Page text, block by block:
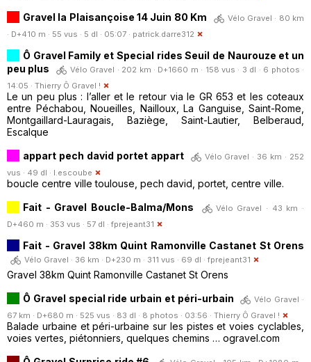
Gravel la Plaisançoise 14 Juin 80 Km
Vélo Gravel · 80 km
· D+410 m · 55 vus · 5 dl · 05:07 · patrick.darre312
Ô Gravel Family et Special rides Seuil de Naurouze et un
peu plus
Vélo Gravel · 202 km · D+1660 m · 158 vus · 3 dl · 6 photos ·
14:05 · Thierry Ô Gravel !
Le un peu plus : l’aller et le retour via le GR 653 et les coteaux
entre Péchabou, Noueilles, Nailloux, La Ganguise, Saint-Rome,
Montgaillard-Lauragais, Baziège, Saint-Lautier, Belberaud,
Escalque
appart pech david portet appart
Vélo Gravel · 36 km · 252
vus · 49 dl · l.escoube
boucle centre ville toulouse, pech david, portet, centre ville.
Fait - Gravel Boucle-Balma/Mons
Vélo Gravel · 43 km ·
D+460 m · 353 vus · 57 dl · fprejeant31
Fait - Gravel 38km Quint Ramonville Castanet St Orens
Vélo Gravel · 36 km · D+230 m · 311 vus · 69 dl · fprejeant31
Gravel 38km Quint Ramonville Castanet St Orens
Ô Gravel special ride urbain et péri-urbain
Vélo Gravel ·
67 km · D+680 m · 525 vus · 83 dl · 8 photos · 03:56 · Thierry Ô Gravel !
Balade urbaine et péri-urbaine sur les pistes et voies cyclables,
voies vertes, piétonniers, quelques chemins … ogravel.com